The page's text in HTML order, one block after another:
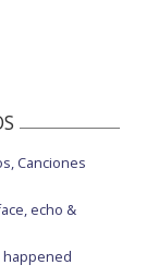
Canciones
echo &
happened